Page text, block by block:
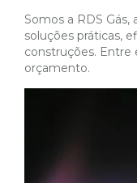
Somos a RDS Gás,
soluções práticas,
construções. Entre
orçamento.